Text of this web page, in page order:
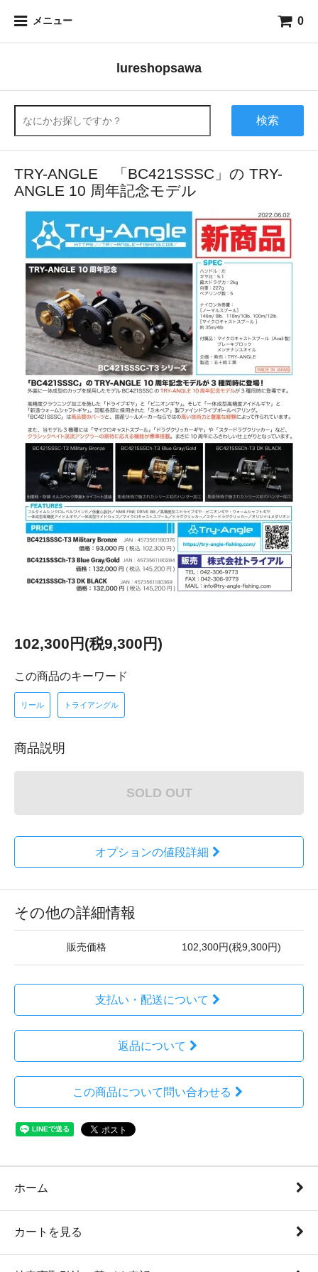
メニュー 0
lureshopsawa
検索
TRY-ANGLE 「BC421SSSC」の TRY-
ANGLE 10 周年記念モデル
102,300円(税9,300円)
この商品のキーワード
リール トライアングル
商品説明
SOLD OUT
オプションの値段詳細
その他の詳細情報
販売価格 102,300円(税9,300円)
支払い・配送について
返品について
この商品について問い合わせる
ホーム
カートを見る